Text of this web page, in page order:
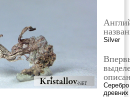
Silver
Серебро